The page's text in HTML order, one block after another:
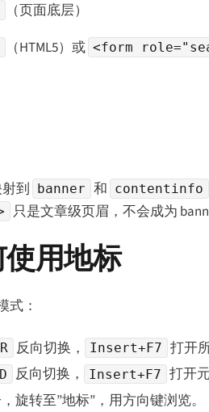
（页面底层）
（HTML5）或 <form
到 banner 和 contentinfo
只是文章级页眉，不会成为
用地标
式：
反向切换， Insert+F7 打开
反向切换， Insert+F7 打开
旋转至”地标”，用方向键浏览。